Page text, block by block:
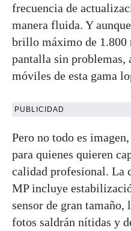
frecuencia de
manera fluida. Y
brillo máximo de 1.800
pantalla sin problemas,
móviles de esta gama
PUBLICIDAD
Pero no todo es
para quienes quieren
calidad profesional. La
MP incluye
sensor de gran
fotos saldrán nítidas y